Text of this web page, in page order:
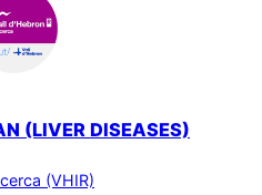
(LIVER DISEASES)
(VHIR)